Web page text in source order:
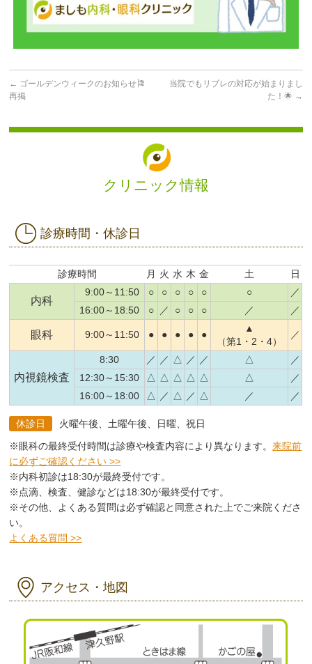
← ゴールデンウィークのお知らせ🎏
再掲
当院でもリブレの対応が始まりまし
た！🌟 →
クリニック情報
診療時間・休診日
診療時間 月 火 水 木 金 土 日
内科
9:00～11:50 ○ ○ ○ ○ ○ ○
／
16:00～18:50
○ ／ ○ ○ ○ ／ ／
眼科 9:00～11:50 ● ● ● ● ●
▲
（第1・2・4）
／
内視鏡検査
8:30 ／ ／ △ ／ ／ △
／
12:30～15:30
△ △ △ △ △ △
／
16:00～18:00
△ ／ △ ／ △ ／ ／
休診日
火曜午後、土曜午後、日曜、祝日
※眼科の最終受付時間は診療や検査内容により異なります。来院前
に必ずご確認ください >>
※内科初診は18:30が最終受付です。
※点滴、検査、健診などは18:30が最終受付です。
※その他、よくある質問は必ず確認と同意された上でご来院くださ
い。
よくある質問 >>
アクセス・地図